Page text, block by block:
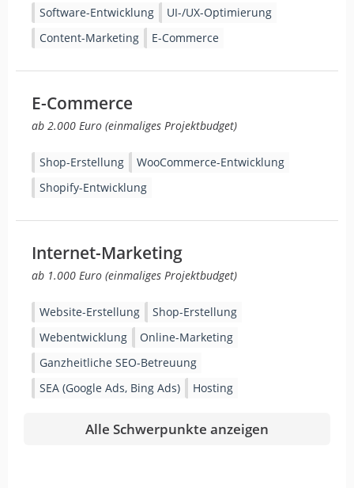
Software-Entwicklung
UI-/UX-Optimierung
Content-Marketing
E-Commerce
E-Commerce
ab 2.000 Euro (einmaliges Projektbudget)
Shop-Erstellung
WooCommerce-Entwicklung
Shopify-Entwicklung
Internet-Marketing
ab 1.000 Euro (einmaliges Projektbudget)
Website-Erstellung
Shop-Erstellung
Webentwicklung
Online-Marketing
Ganzheitliche SEO-Betreuung
SEA (Google Ads, Bing Ads)
Hosting
Alle Schwerpunkte anzeigen